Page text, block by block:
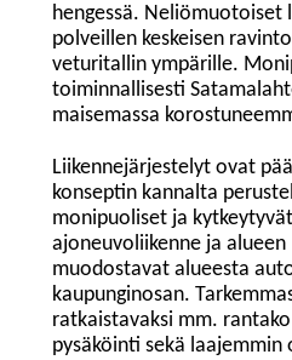
hengessä.
polveillen keskeisen
veturitallin ympärille.
toiminnallisesti
maisemassa
Liikennejärjestelyt ovat
konseptin kannalta
monipuoliset ja
ajoneuvoliikenne ja
muodostavat alueesta
kaupunginosan.
ratkaistavaksi mm.
pysäköinti sekä